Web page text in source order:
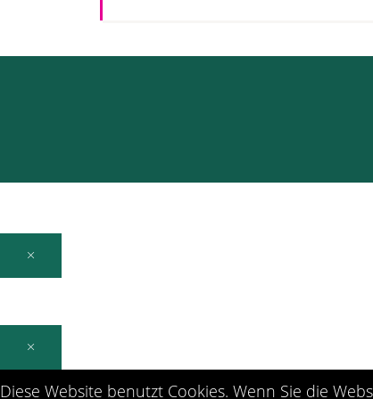
×
×
Diese Website benutzt Cookies. Wenn Sie die